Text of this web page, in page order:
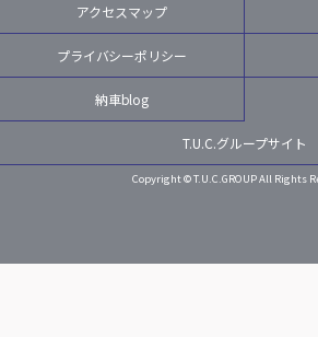
アクセスマップ
プライバシーポリシー
納車blog
T.U.C.グループサイト
Copyright © T.U.C.GROUP All Rights